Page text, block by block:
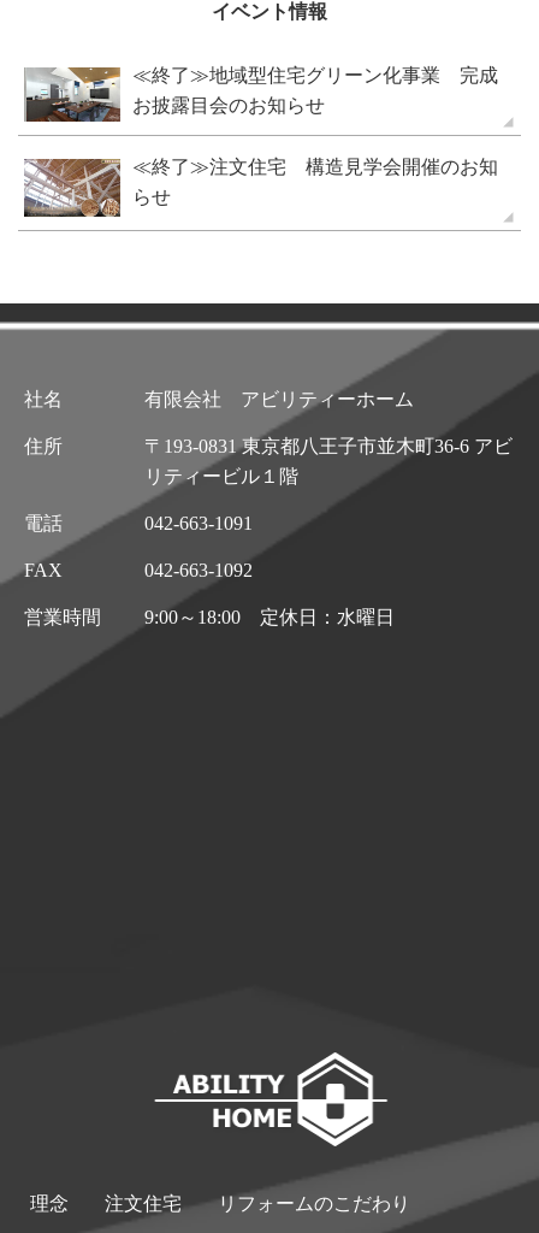
イベント情報
≪終了≫地域型住宅グリーン化事業 完成
お披露目会のお知らせ
≪終了≫注文住宅 構造見学会開催のお知
らせ
社名 有限会社 アビリティーホーム
住所
〒193-0831 東京都八王子市並木町36-6 アビ
リティービル１階
電話 042-663-1091
FAX 042-663-1092
営業時間 9:00～18:00 定休日：水曜日
理念 注文住宅 リフォームのこだわり